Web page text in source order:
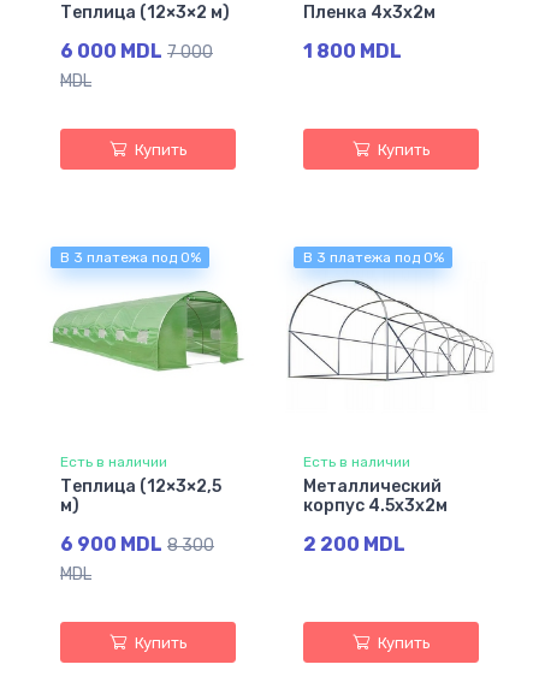
Теплица (12×3×2 м)
6 000 MDL 7 000
MDL
Купить
Пленка 4x3x2м
1 800 MDL
Купить
В 3 платежа под 0%
Есть в наличии
Теплица (12×3×2,5
м)
6 900 MDL 8 300
MDL
Купить
В 3 платежа под 0%
Есть в наличии
Металлический
корпус 4.5х3х2м
2 200 MDL
Купить